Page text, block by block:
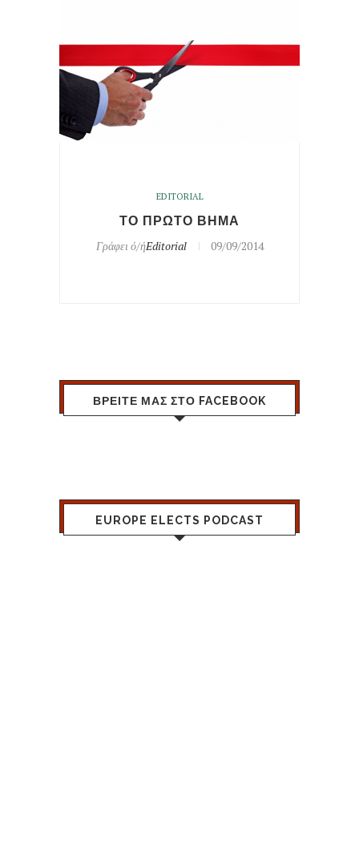
EDITORIAL
ΤΟ ΠΡΩΤΟ ΒΗΜΑ
Γράφει ό/ήEditorial 09/09/2014
ΒΡΕΙΤΕ ΜΑΣ ΣΤΟ FACEBOOK
EUROPE ELECTS PODCAST